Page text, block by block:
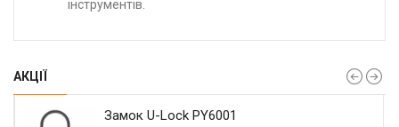
інструментів.
АКЦІЇ
Замок U-Lock PY6001